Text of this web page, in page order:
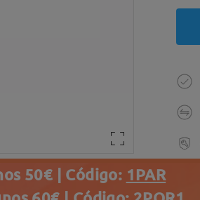
50€ | Código: 1PAR